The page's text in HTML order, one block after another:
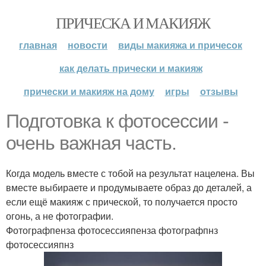
ПРИЧЕСКА И МАКИЯЖ
главная новости
виды макияжа и причесок
как делать прически и макияж
прически и макияж на дому
игры отзывы
Подготовка к фотосессии -
очень важная часть.
Когда модель вместе с тобой на результат нацелена. Вы
вместе выбираете и продумываете образ до деталей, а
если ещё макияж с прической, то получается просто
огонь, а не фотографии.
Фотографпенза фотосессияпенза фотографпнз
фотосессияпнз